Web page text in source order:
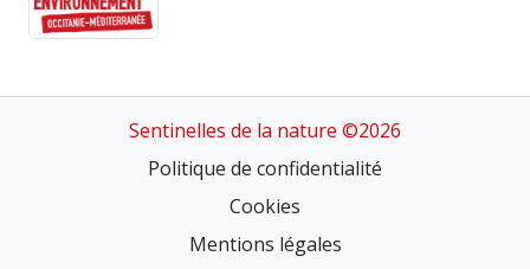
Sentinelles de la nature ©2026
Politique de confidentialité
Cookies
Mentions légales